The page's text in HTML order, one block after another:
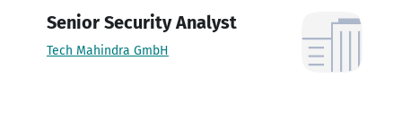
Senior Security Analyst
Tech Mahindra GmbH